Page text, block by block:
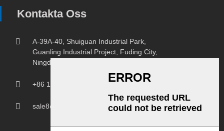
Kontakta Oss
A-39A-40, Shuiguan Industrial Park,
Guanling Industrial Project, Fuding City,
Ningde City, Fujian-Provinsen.
+86 18150207107
sale8@chprintingmachine.com